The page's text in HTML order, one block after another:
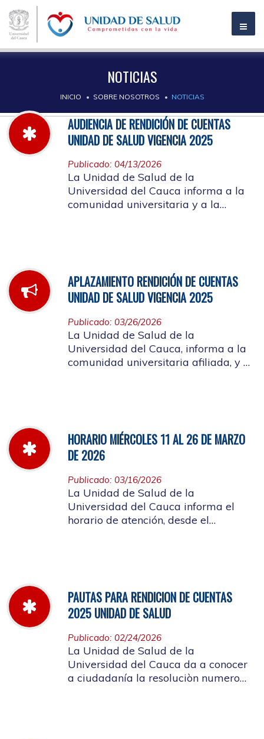
NOTICIAS
INICIO SOBRE NOSOTROS NOTICIAS
AUDIENCIA DE RENDICIÓN DE CUENTAS
UNIDAD DE SALUD VIGENCIA 2025
Publicado: 04/13/2026
La Unidad de Salud de la
Universidad del Cauca informa a la
comunidad universitaria y a la
APLAZAMIENTO RENDICIÓN DE CUENTAS
UNIDAD DE SALUD VIGENCIA 2025
Publicado: 03/26/2026
La Unidad de Salud de la
Universidad del Cauca, informa a la
comunidad universitaria afiliada, y a
HORARIO MIÉRCOLES 11 AL 26 DE MARZO
DE 2026
Publicado: 03/16/2026
La Unidad de Salud de la
Universidad del Cauca informa el
horario de atención, desde el
PAUTAS PARA RENDICION DE CUENTAS
2025 UNIDAD DE SALUD
Publicado: 02/24/2026
La Unidad de Salud de la
Universidad del Cauca da a conocer
a ciudadanía la resoluciòn numero